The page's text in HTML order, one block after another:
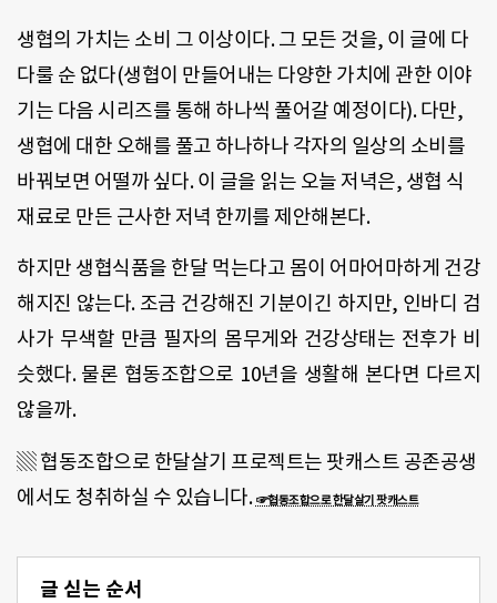
생협의 가치는 소비 그 이상이다. 그 모든 것을, 이 글에 다
다룰 순 없다(생협이 만들어내는 다양한 가치에 관한 이야
기는 다음 시리즈를 통해 하나씩 풀어갈 예정이다). 다만,
생협에 대한 오해를 풀고 하나하나 각자의 일상의 소비를
바꿔보면 어떨까 싶다. 이 글을 읽는 오늘 저녁은, 생협 식
재료로 만든 근사한 저녁 한끼를 제안해본다.
하지만 생협식품을 한달 먹는다고 몸이 어마어마하게 건강
해지진 않는다. 조금 건강해진 기분이긴 하지만, 인바디 검
사가 무색할 만큼 필자의 몸무게와 건강상태는 전후가 비
슷했다. 물론 협동조합으로 10년을 생활해 본다면 다르지
않을까.
▒ 협동조합으로 한달살기 프로젝트는 팟캐스트 공존공생
에서도 청취하실 수 있습니다. ☞협동조합으로 한달살기 팟캐스트
글 싣는 순서